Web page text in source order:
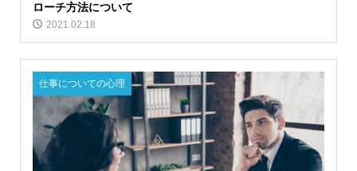
ローチ方法について
2021.02.18
仕事についての心理